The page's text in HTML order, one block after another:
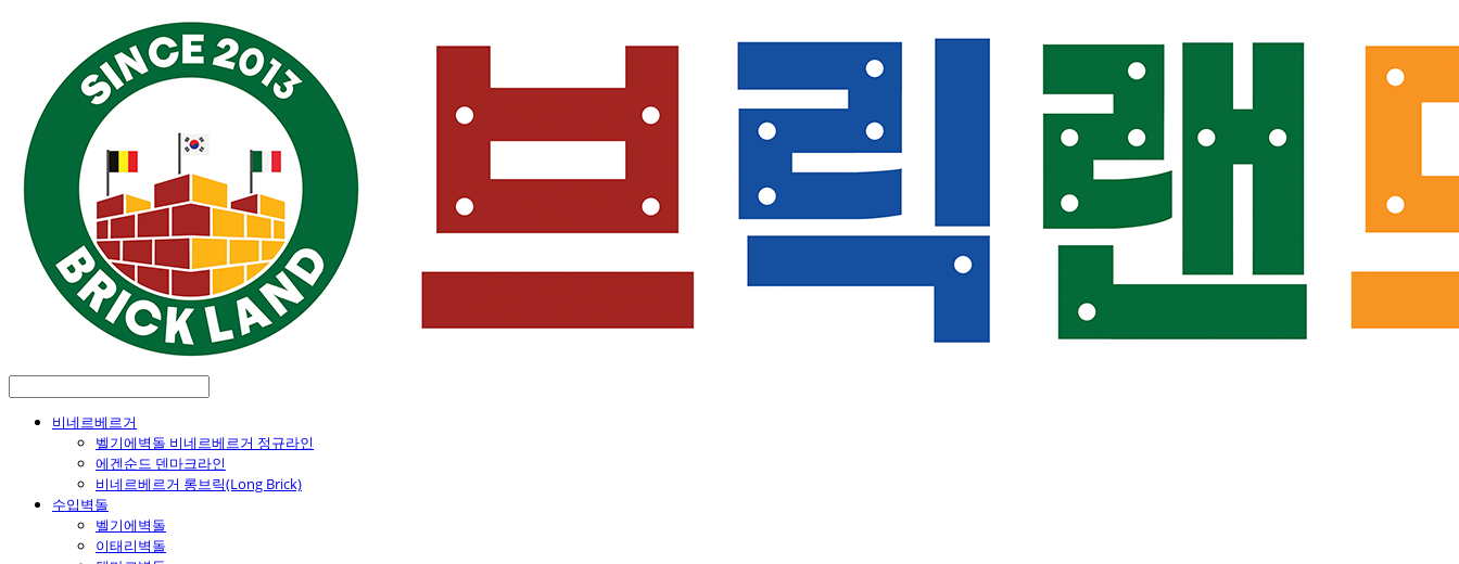
비네르베르거
벨기에벽돌 비네르베르거 정규라인
에겐순드 덴마크라인
비네르베르거 롱브릭(Long Brick)
수입벽돌
벨기에벽돌
이태리벽돌